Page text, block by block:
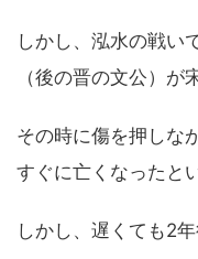
しかし、泓水の戦い
（後の晋の文公）が
その時に傷を押しな
すぐに亡くなったと
しかし、遅くても2